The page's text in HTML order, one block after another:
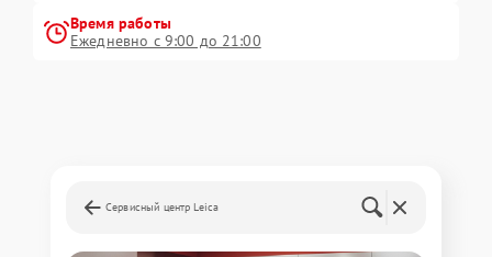
Время работы
Ежедневно с 9:00 до 21:00
Сервисный центр Leica